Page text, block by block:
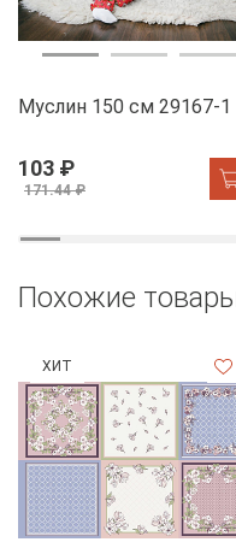
Муслин 150 см 29167-1
103 ₽
171.44 ₽
Похожие
ХИТ